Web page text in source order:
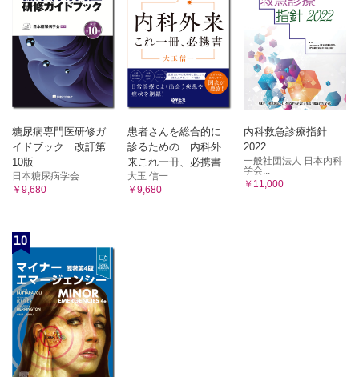
章末問題
索引
糖尿病専門医研修ガ
イドブック 改訂第
10版
日本糖尿病学会
￥9,680
患者さんを総合的に
診るための 内科外
来これ一冊、必携書
大玉 信一
￥9,680
内科救急診療指針
2022
一般社団法人 日本内科
学会...
￥11,000
10